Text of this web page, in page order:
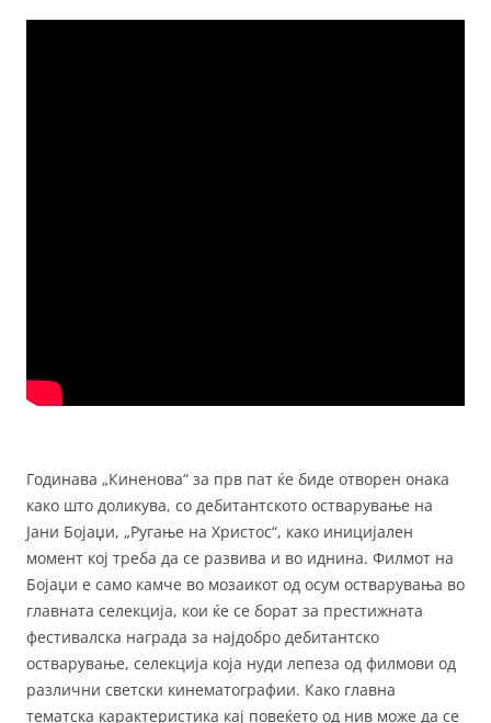
Годинава „Киненова“ за прв пат ќе биде отворен онака
како што доликува, со дебитантското остварување на
Јани Бојаџи, „Ругање на Христос“, како иницијален
момент кој треба да се развива и во иднина. Филмот на
Бојаџи е само камче во мозаикот од осум остварувања во
главната селекција, кои ќе се борат за престижната
фестивалска награда за најдобро дебитантско
остварување, селекција која нуди лепеза од филмови од
различни светски кинематографии. Како главна
тематска карактеристика кај повеќето од нив може да се